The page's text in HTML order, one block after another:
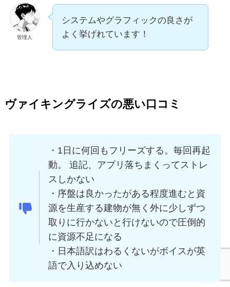
管理人
システムやグラフィックの良さが
よく挙げれています！
ヴァイキングライズの悪い口コミ
・ 1日に何回もフリーズする。毎回再起
動。 追記、アプリ落ちまくってストレ
スしかない
・ 序盤は良かったがある程度進むと資
源を生産する建物が無く外に少しずつ
取りに行かないと行けないので圧倒的
に資源不足になる
・日本語訳はわるくないがボイスが英
語で入り込めない